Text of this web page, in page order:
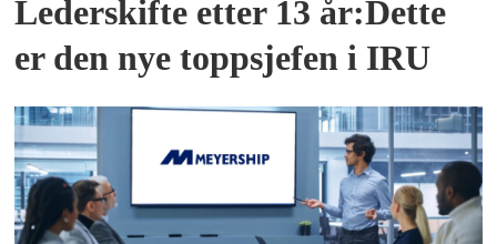
Lederskifte etter 13 år:Dette
er den nye toppsjefen i IRU